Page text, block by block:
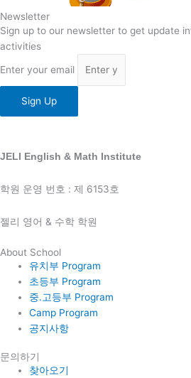
Newsletter
Sign up to our newsletter to get update
activities
Enter your email
Sign Up
JELI English & Math Institute
학원 운영 번호 : 제 6153호
젤리 영어 & 수학 학원
About School
유치부 Program
초등부 Program
중.고등부 Program
Camp Program
공지사항
문의하기
찾아오기